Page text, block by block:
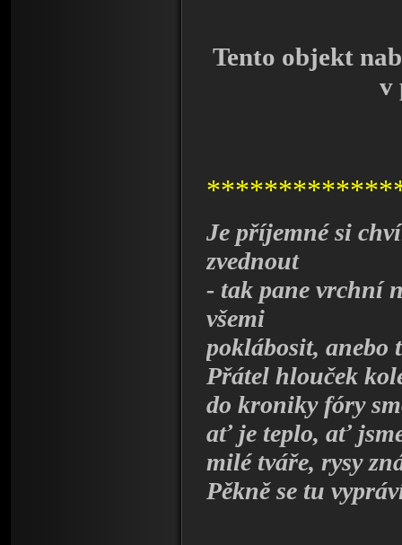
Tento objekt
v
Je příjemné si
zvednout
- tak pane vrchní
všemi
poklábosit, anebo
Přátel hlouček
do kroniky fóry
ať je teplo, ať
milé tváře, rysy
Pěkně se tu